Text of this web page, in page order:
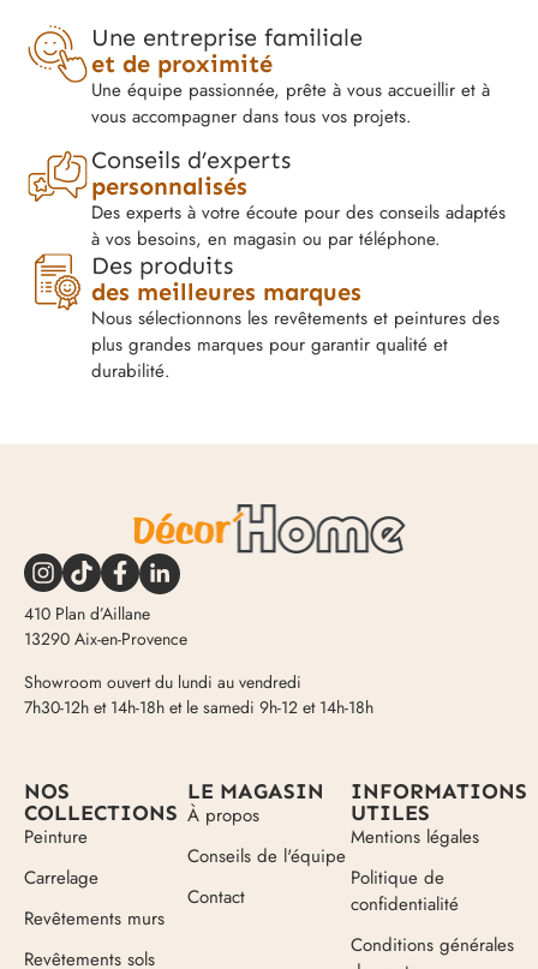
Une entreprise familiale
et de proximité
Une équipe passionnée, prête à vous accueillir et à
vous accompagner dans tous vos projets.
Conseils d’experts
personnalisés
Des experts à votre écoute pour des conseils adaptés
à vos besoins, en magasin ou par téléphone.
Des produits
des meilleures marques
Nous sélectionnons les revêtements et peintures des
plus grandes marques pour garantir qualité et
durabilité.
410 Plan d’Aillane
13290 Aix-en-Provence
Showroom ouvert du lundi au vendredi
7h30-12h et 14h-18h et le samedi 9h-12 et 14h-18h
NOS
COLLECTIONS
Peinture
Carrelage
Revêtements murs
Revêtements sols
LE MAGASIN
À propos
Conseils de l'équipe
Contact
INFORMATIONS
UTILES
Mentions légales
Politique de
confidentialité
Conditions générales